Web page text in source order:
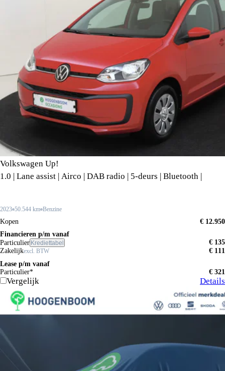
Volkswagen Up!
1.0 | Lane assist | Airco | DAB radio | 5-deurs | Bluetooth |
2023 50.544 km Benzine
Kopen
€ 12.950
Financieren p/m vanaf
Particulier Krediettabel
€ 135
Zakelijkexcl. BTW
€ 111
Lease p/m vanaf
Particulier*
€ 321
Vergelijk Details